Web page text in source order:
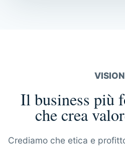
Il business più
che crea
Crediamo che etica e